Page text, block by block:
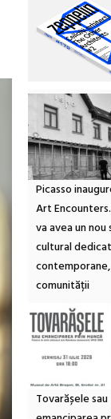
Picasso
Art
va avea un nou
cultural
comunității
Tovarășele sau